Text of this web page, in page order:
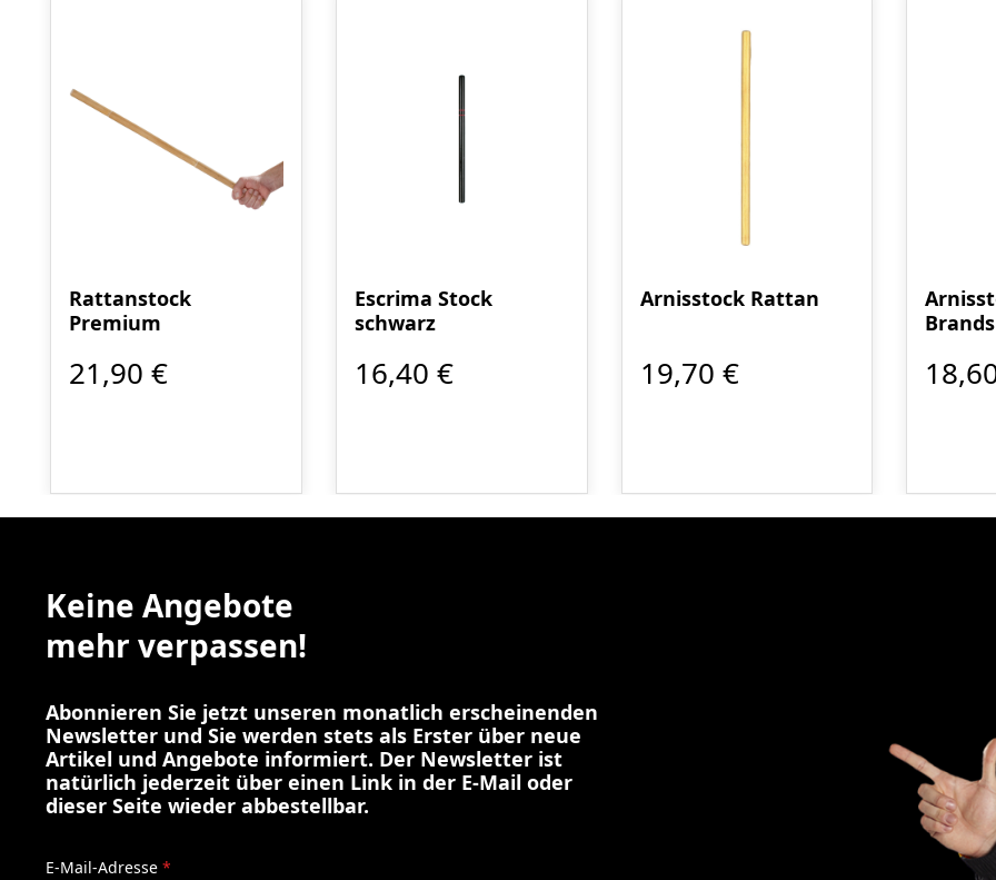
Rattanstock
Premium
21,90 €
Escrima Stock
schwarz
16,40 €
Arnisstock Rattan
19,70 €
Keine Angebote
mehr verpassen!
Abonnieren Sie jetzt unseren monatlich erscheinenden
Newsletter und Sie werden stets als Erster über neue
Artikel und Angebote informiert. Der Newsletter ist
natürlich jederzeit über einen Link in der E-Mail oder
dieser Seite wieder abbestellbar.
E-Mail-Adresse *